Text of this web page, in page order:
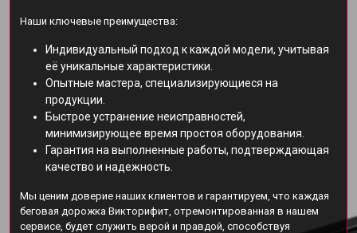
Наши ключевые преимущества:
Индивидуальный подход к каждой модели, учитывая
её уникальные характеристики.
Опытные мастера, специализирующиеся на
продукции.
Быстрое устранение неисправностей,
минимизирующее время простоя оборудования.
Гарантия на выполненные работы, подтверждающая
качество и надежность.
Мы ценим доверие наших клиентов и гарантируем, что каждая
беговая дорожка Викторифит, отремонтированная в нашем
сервисе, будет служить верой и правдой, способствуя